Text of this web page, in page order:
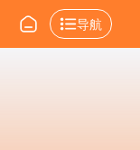
导航